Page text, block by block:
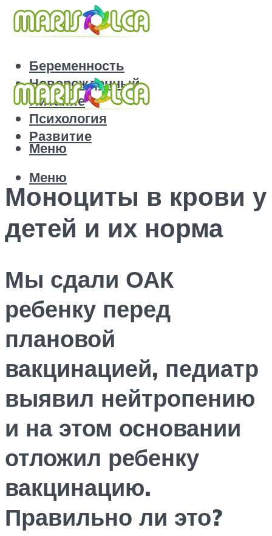
Беременность
Новорожденный
Питание
Психология
Развитие
Меню
Меню
Моноциты в крови у
детей и их норма
Мы сдали ОАК
ребенку перед
плановой
вакцинацией, педиатр
выявил нейтропению
и на этом основании
отложил ребенку
вакцинацию.
Правильно ли это?